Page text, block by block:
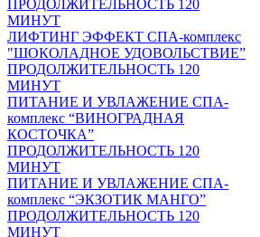
ПРОДОЛЖИТЕЛЬНОСТЬ 120
МИНУТ
ЛИФТИНГ ЭФФЕКТ СПА-комплекс
"ШОКОЛАДНОЕ УДОВОЛЬСТВИЕ”
ПРОДОЛЖИТЕЛЬНОСТЬ 120
МИНУТ
ПИТАНИЕ И УВЛАЖЕНИЕ СПА-
комплекс “ВИНОГРАДНАЯ
КОСТОЧКА”
ПРОДОЛЖИТЕЛЬНОСТЬ 120
МИНУТ
ПИТАНИЕ И УВЛАЖЕНИЕ СПА-
комплекс “ЭКЗОТИК МАНГО”
ПРОДОЛЖИТЕЛЬНОСТЬ 120
МИНУТ